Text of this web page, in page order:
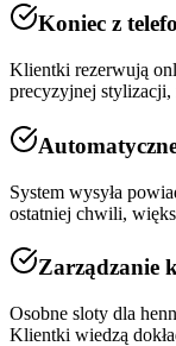
Koniec z
Klientki rezerwują
precyzyjnej stylizacji,
System wysyła
ostatniej chwili,
Zarządzanie
Osobne sloty dla
Klientki wiedzą